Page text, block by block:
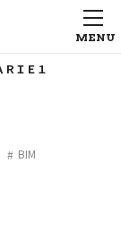
ＲＩＥ１
BIM